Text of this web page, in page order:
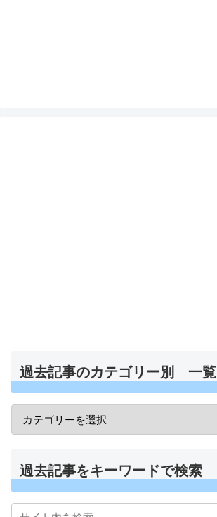
過去記事のカテゴリー別 一覧
過去記事をキーワードで検索